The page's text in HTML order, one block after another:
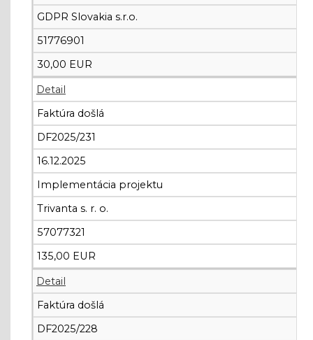
GDPR Slovakia s.r.o.
51776901
30,00 EUR
Detail
Faktúra došlá
DF2025/231
16.12.2025
Implementácia projektu
Trivanta s. r. o.
57077321
135,00 EUR
Detail
Faktúra došlá
DF2025/228